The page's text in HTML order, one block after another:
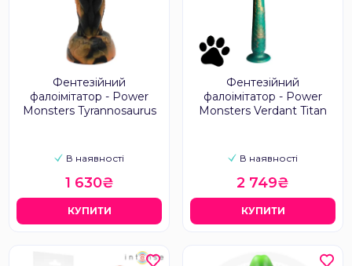
Фентезійний
фалоімітатор - Power
Monsters Tyrannosaurus
В наявності
1 630₴
КУПИТИ
Фентезійний
фалоімітатор - Power
Monsters Verdant Titan
В наявності
2 749₴
КУПИТИ